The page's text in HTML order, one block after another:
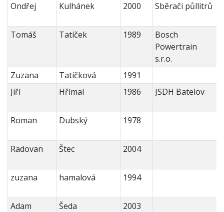
Ondřej Kulhánek 2000 Sběrači půllitrů
Tomáš Tatíček 1989
Bosch
Powertrain
s.r.o.
Zuzana
Tatíčková
1991
Jiří
Hřímal 1986 JSDH Batelov
Roman Dubský 1978
Radovan Štec 2004
zuzana hamalová 1994
Adam Šeda 2003